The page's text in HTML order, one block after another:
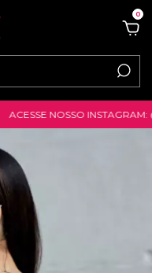
0
ACESSE NOSSO INSTAGRAM: